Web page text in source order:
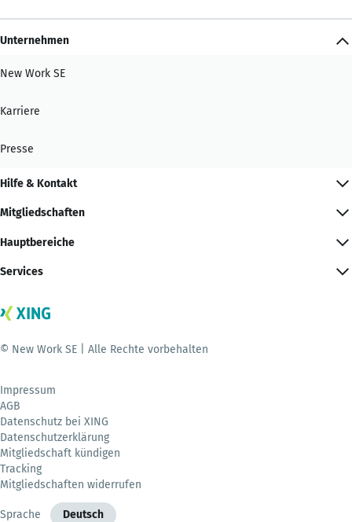
Unternehmen
New Work SE
Karriere
Presse
Hilfe & Kontakt
Mitgliedschaften
Hauptbereiche
Services
© New Work SE | Alle Rechte vorbehalten
Impressum
AGB
Datenschutz bei XING
Datenschutzerklärung
Mitgliedschaft kündigen
Tracking
Mitgliedschaften widerrufen
Sprache Deutsch